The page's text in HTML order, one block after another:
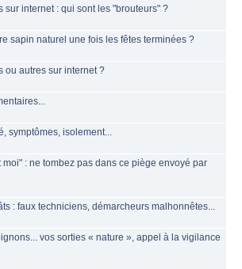
sur internet : qui sont les "brouteurs" ?
sapin naturel une fois les fêtes terminées ?
ou autres sur internet ?
symptômes, isolement...
: ne tombez pas dans ce piège envoyé par
: faux techniciens, démarcheurs malhonnêtes...
vos sorties « nature », appel à la vigilance